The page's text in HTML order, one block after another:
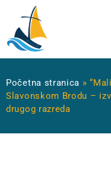
Početna stranica »
Slavonskom Brodu –
drugog razreda